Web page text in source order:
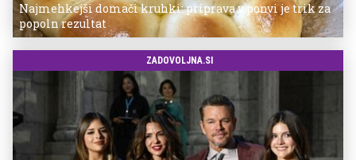
Najmehkejši domači kruhki: priprava v ponvi je trik za
popoln rezultat
ZADOVOLJNA.SI